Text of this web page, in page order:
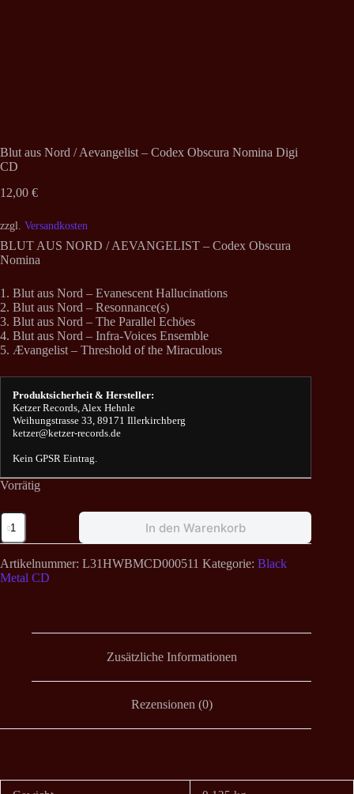
Blut aus Nord / Aevangelist – Codex Obscura Nomina Digi
CD
12,00 €
zzgl. Versandkosten
BLUT AUS NORD / AEVANGELIST – Codex Obscura
Nomina
1. Blut aus Nord – Evanescent Hallucinations
2. Blut aus Nord – Resonnance(s)
3. Blut aus Nord – The Parallel Echöes
4. Blut aus Nord – Infra-Voices Ensemble
5. Ævangelist – Threshold of the Miraculous
Produktsicherheit & Hersteller:
Ketzer Records, Alex Hehnle
Weihungstrasse 33, 89171 Illerkirchberg
ketzer@ketzer-records.de
Kein GPSR Eintrag.
Vorrätig
Blut
aus
Nord
Aevangelist
-
In den Warenkorb
Artikelnummer: L31HWBMCD000511 Kategorie: Black
Metal CD
Zusätzliche Informationen
Rezensionen (0)